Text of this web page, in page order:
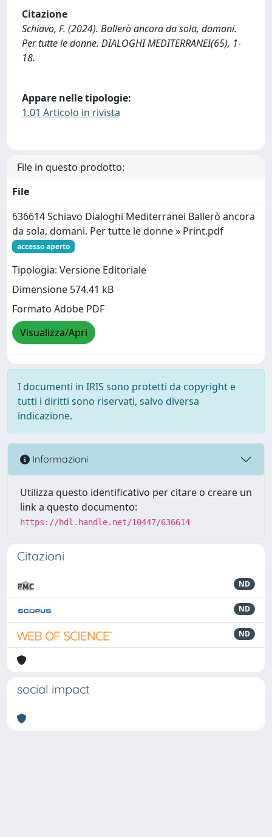
Citazione
Schiavo, F. (2024). Ballerò ancora da sola, domani.
Per tutte le donne. DIALOGHI MEDITERRANEI(65), 1-
18.
Appare nelle tipologie:
1.01 Articolo in rivista
File in questo prodotto:
File
636614 Schiavo Dialoghi Mediterranei Ballerò ancora
da sola, domani. Per tutte le donne » Print.pdf
accesso aperto
Tipologia: Versione Editoriale
Dimensione 574.41 kB
Formato Adobe PDF
Visualizza/Apri
I documenti in IRIS sono protetti da copyright e
tutti i diritti sono riservati, salvo diversa
indicazione.
Informazioni
Utilizza questo identificativo per citare o creare un
link a questo documento:
https://hdl.handle.net/10447/636614
Citazioni
ND
ND
ND
social impact